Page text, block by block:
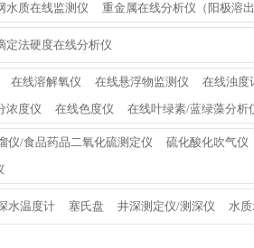
水质在线监测仪 重金属在线分析仪（阳极溶出
定法硬度在线分析仪
在线溶解氧仪 在线悬浮物监测仪 在线浊度
浓度仪 在线色度仪 在线叶绿素/蓝绿藻分析
仪/食品药品二氧化硫测定仪 硫化酸化吹气仪
水温度计 塞氏盘 井深测定仪/测深仪 水